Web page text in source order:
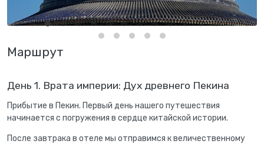
Маршрут
День 1. Врата империи: Дух древнего Пекина
Прибытие в Пекин. Первый день нашего путешествия
начинается с погружения в сердце китайской истории.
После завтрака в отеле мы отправимся к величественному